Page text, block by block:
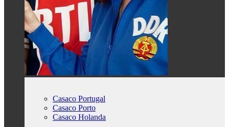
Casaco Portugal
Casaco Porto
Casaco Holanda